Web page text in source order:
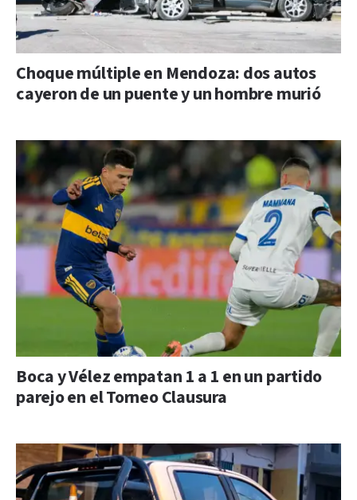
Choque múltiple en Mendoza: dos autos
cayeron de un puente y un hombre murió
Boca y Vélez empatan 1 a 1 en un partido
parejo en el Torneo Clausura